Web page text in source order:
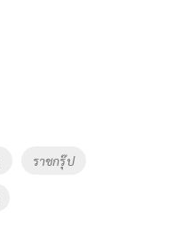
ราชกรุ๊ป